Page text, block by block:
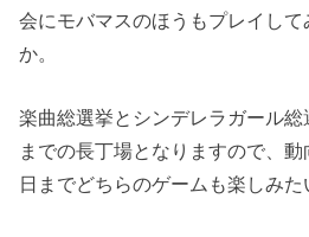
会にモバマスのほうもプレイして
か。
楽曲総選挙とシンデレラガール総
までの長丁場となりますので、
日までどちらのゲームも楽しみた